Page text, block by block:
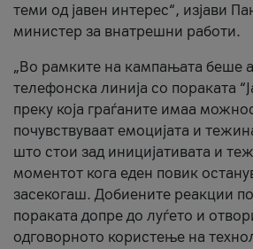
теми од јавен интерес“, изјави
министер за внатрешни работи.
„Во рамките на кампањата беше
телефонска линија со пораката
преку која граѓаните имаа
почувствуваат емоцијата и
што стои зад иницијативата и
моментот кога еден повик
засекогаш. Добиените реакции
пораката допре до луѓето и
одговорното користење на